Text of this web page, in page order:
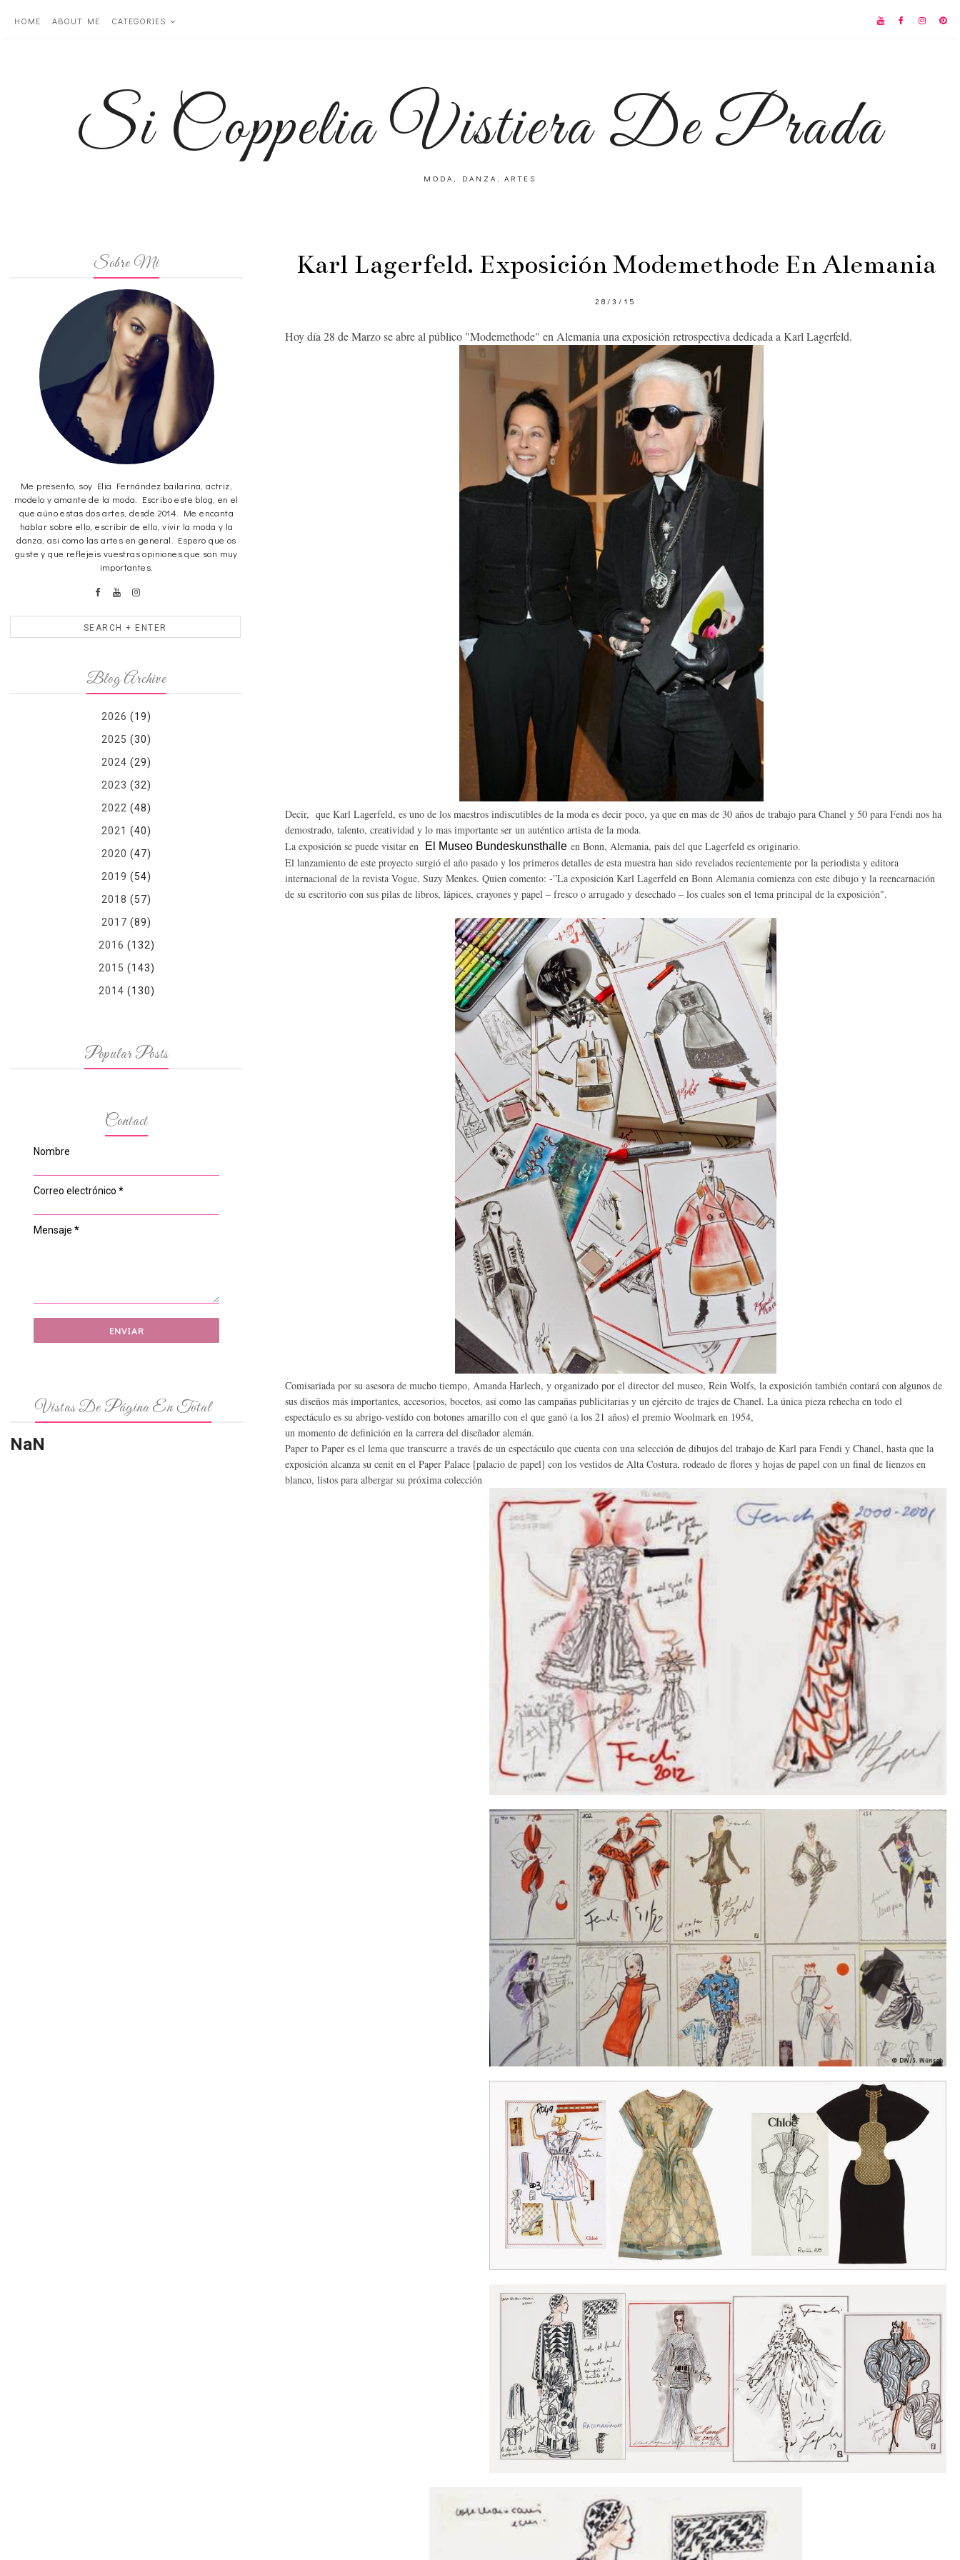
HOME ABOUT ME CATEGORIES
Si Coppelia Vistiera De Prada
MODA, DANZA, ARTES
Karl Lagerfeld. Exposición Modemethode En Alemania
28/3/15
Hoy día 28 de Marzo se abre al público "Modemethode" en Alemania una exposición retrospectiva dedicada a Karl Lagerfeld.
Decir, que Karl Lagerfeld, es uno de los maestros indiscutibles de la moda es decir poco, ya que en mas de 30 años de trabajo para Chanel y 50 para Fendi nos ha
demostrado, talento, creatividad y lo mas importante ser un auténtico artista de la moda.
La exposición se puede visitar en
El Museo Bundeskunsthalle en Bonn, Alemania, país del que Lagerfeld es originario.
El lanzamiento de este proyecto surgió el año pasado y los primeros detalles de esta muestra han sido revelados recientemente por la periodista y editora
internacional de la revista Vogue, Suzy Menkes. Quien comento: -”La exposición Karl Lagerfeld en Bonn Alemania comienza con este dibujo y la reencarnación
de su escritorio con sus pilas de libros, lápices, crayones y papel – fresco o arrugado y desechado – los cuales son el tema principal de la exposición".
Comisariada por su asesora de mucho tiempo, Amanda Harlech, y organizado por el director del museo, Rein Wolfs, la exposición también contará con algunos de
sus diseños más importantes, accesorios, bocetos, así como las campañas publicitarias y un ejército de trajes de Chanel. La única pieza rehecha en todo el
espectáculo es su abrigo-vestido con botones amarillo con el que ganó (a los 21 años) el premio Woolmark en 1954,
un momento de definición en la carrera del diseñador alemán.
Paper to Paper es el lema que transcurre a través de un espectáculo que cuenta con una selección de dibujos del trabajo de Karl para Fendi y Chanel, hasta que la
exposición alcanza su cenit en el Paper Palace [palacio de papel] con los vestidos de Alta Costura, rodeado de flores y hojas de papel con un final de lienzos en
blanco, listos para albergar su próxima colección
Sobre Mi
Me presento, soy Elia Fernández bailarina, actriz,
modelo y amante de la moda. Escribo este blog, en el
que aúno estas dos artes, desde 2014. Me encanta
hablar sobre ello, escribir de ello, vivir la moda y la
danza, asi como las artes en general. Espero que os
guste y que reflejeis vuestras opiniones que son muy
importantes.
Blog Archive
2026 (19)
2025 (30)
2024 (29)
2023 (32)
2022 (48)
2021 (40)
2020 (47)
2019 (54)
2018 (57)
2017 (89)
2016 (132)
2015 (143)
2014 (130)
Popular Posts
Contact
Nombre
Correo electrónico *
Mensaje *
Vistas De Página En Total
NaN